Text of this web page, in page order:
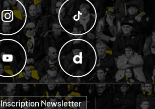
Inscription Newsletter "